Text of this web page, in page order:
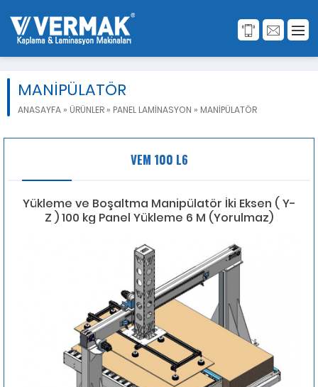
MANİPÜLATÖR
ANASAYFA » ÜRÜNLER » PANEL LAMİNASYON » MANİPÜLATÖR
VEM 100 L6
Yükleme ve Boşaltma Manipülatör İki Eksen ( Y-
Z ) 100 kg Panel Yükleme 6 M (Yorulmaz)